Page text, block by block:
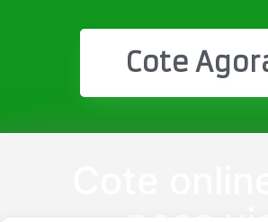
Cote